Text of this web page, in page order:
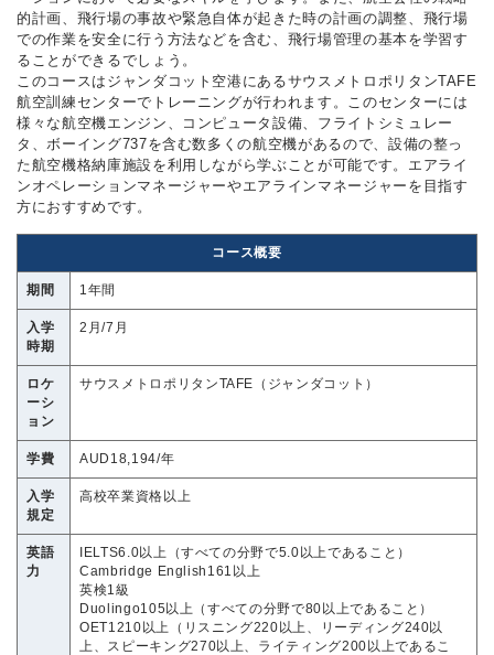
的計画、飛行場の事故や緊急自体が起きた時の計画の調整、飛行場
での作業を安全に行う方法などを含む、飛行場管理の基本を学習す
ることができるでしょう。
このコースはジャンダコット空港にあるサウスメトロポリタンTAFE
航空訓練センターでトレーニングが行われます。このセンターには
様々な航空機エンジン、コンピュータ設備、フライトシミュレー
タ、ボーイング737を含む数多くの航空機があるので、設備の整っ
た航空機格納庫施設を利用しながら学ぶことが可能です。エアライ
ンオペレーションマネージャーやエアラインマネージャーを目指す
方におすすめです。
コース概要
期間 1年間
入学
時期
2月/7月
ロケ
ーシ
ョン
サウスメトロポリタンTAFE（ジャンダコット）
学費 AUD18,194/年
入学
規定
高校卒業資格以上
英語
力
IELTS6.0以上（すべての分野で5.0以上であること）
Cambridge English161以上
英検1級
Duolingo105以上（すべての分野で80以上であること）
OET1210以上（リスニング220以上、リーディング240以
上、スピーキング270以上、ライティング200以上であるこ